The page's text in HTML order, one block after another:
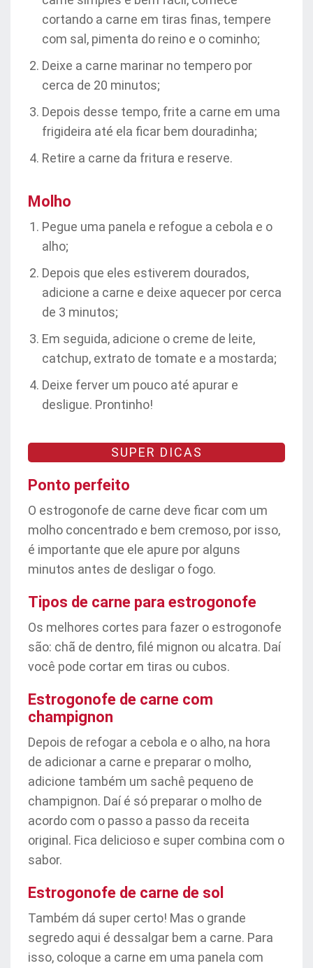
cortando a carne em tiras finas, tempere
com sal, pimenta do reino e o cominho;
Deixe a carne marinar no tempero por
cerca de 20 minutos;
Depois desse tempo, frite a carne em uma
frigideira até ela ficar bem douradinha;
Retire a carne da fritura e reserve.
Molho
Pegue uma panela e refogue a cebola e o
alho;
Depois que eles estiverem dourados,
adicione a carne e deixe aquecer por cerca
de 3 minutos;
Em seguida, adicione o creme de leite,
catchup, extrato de tomate e a mostarda;
Deixe ferver um pouco até apurar e
desligue. Prontinho!
SUPER DICAS
Ponto perfeito
O estrogonofe de carne deve ficar com um
molho concentrado e bem cremoso, por isso,
é importante que ele apure por alguns
minutos antes de desligar o fogo.
Tipos de carne para estrogonofe
Os melhores cortes para fazer o estrogonofe
são: chã de dentro, filé mignon ou alcatra. Daí
você pode cortar em tiras ou cubos.
Estrogonofe de carne com
champignon
Depois de refogar a cebola e o alho, na hora
de adicionar a carne e preparar o molho,
adicione também um sachê pequeno de
champignon. Daí é só preparar o molho de
acordo com o passo a passo da receita
original. Fica delicioso e super combina com o
sabor.
Estrogonofe de carne de sol
Também dá super certo! Mas o grande
segredo aqui é dessalgar bem a carne. Para
isso, coloque a carne em uma panela com